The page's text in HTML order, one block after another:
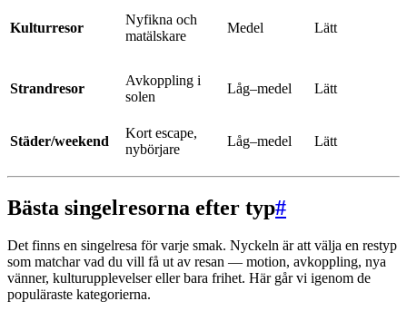
Kulturresor
Nyfikna och
matälskare
Medel Lätt
Strandresor
Avkoppling i
solen
Låg–medel Lätt
Städer/weekend
Kort escape,
nybörjare
Låg–medel Lätt
Bästa singelresorna efter typ#
Det finns en singelresa för varje smak. Nyckeln är att välja en restyp
som matchar vad du vill få ut av resan — motion, avkoppling, nya
vänner, kulturupplevelser eller bara frihet. Här går vi igenom de
populäraste kategorierna.